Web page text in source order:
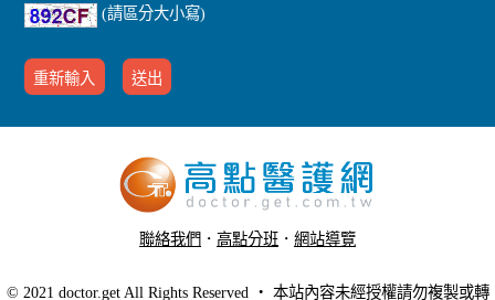
(請區分大小寫)
聯絡我們 ． 高點分班 ． 網站導覽
© 2021 doctor.get All Rights Reserved ‧ 本站內容未經授權請勿複製或轉